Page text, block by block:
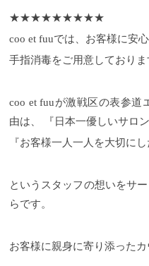
★★★★★★★★★
coo et fuuでは、お客様に安
手指消毒をご用意してお
coo et fuuが激戦区の表参道
由は、 『日本一優しいサロ
『お客様一人一人を大切にし
というスタッフの想いをサ
らです。
お客様に親身に寄り添ったカ